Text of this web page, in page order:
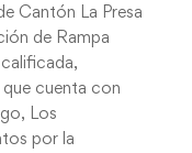
Cantón La Presa
de Rampa
que cuenta con
Los
por la